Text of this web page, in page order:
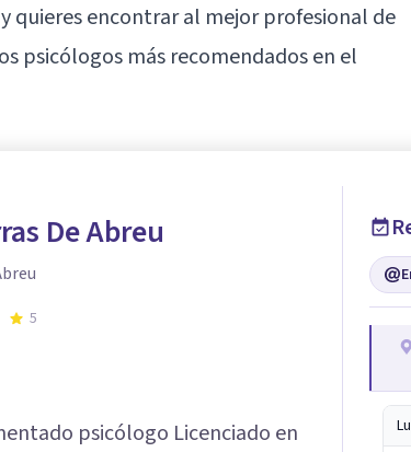
quieres encontrar al mejor profesional de
psicólogos más recomendados en el
De Abreu
5
psicólogo Licenciado en